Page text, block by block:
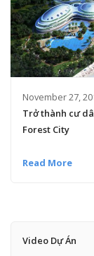
November 27,
Trở thành cư
Forest City
Read More
Video Dự Án